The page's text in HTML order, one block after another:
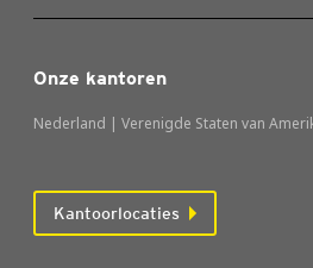
Onze kantoren
Nederland | Verenigde Staten van
Kantoorlocaties